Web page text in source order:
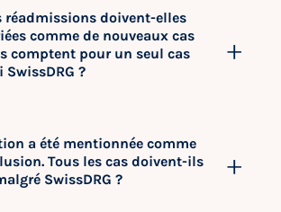
réadmissions doivent-elles
comme de nouveaux cas
comptent pour un seul cas
?
a été mentionnée comme
Tous les cas doivent-ils
SwissDRG ?